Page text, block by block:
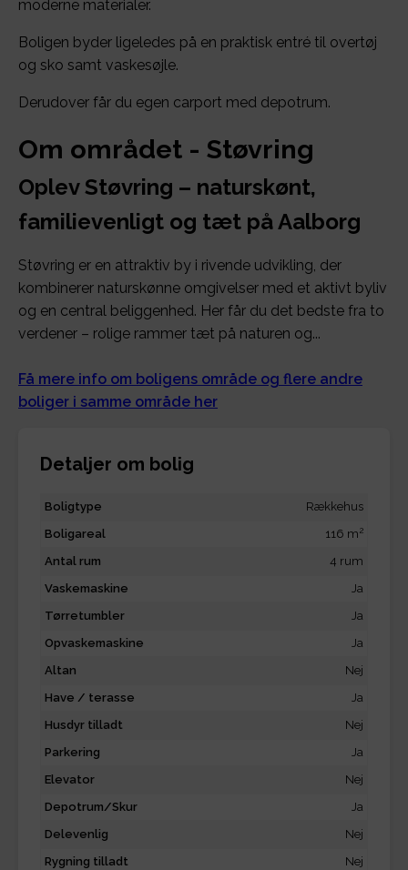
moderne materialer.
Boligen byder ligeledes på en praktisk entré til overtøj
og sko samt vaskesøjle.
Derudover får du egen carport med depotrum.
Om området - Støvring
Oplev Støvring – naturskønt,
familievenligt og tæt på Aalborg
Støvring er en attraktiv by i rivende udvikling, der
kombinerer naturskønne omgivelser med et aktivt byliv
og en central beliggenhed. Her får du det bedste fra to
verdener – rolige rammer tæt på naturen og...
Få mere info om boligens område og flere andre
boliger i samme område her
Detaljer om bolig
Boligtype
Rækkehus
Boligareal
116 m2
Antal rum
4 rum
Vaskemaskine
Ja
Tørretumbler
Ja
Opvaskemaskine
Ja
Altan
Nej
Have / terasse
Ja
Husdyr tilladt
Nej
Parkering
Ja
Elevator
Nej
Depotrum/Skur
Ja
Delevenlig
Nej
Rygning tilladt
Nej